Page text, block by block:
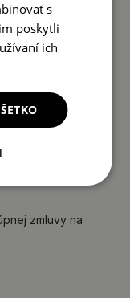
ZMLUVY:
v prípade, že
1, 43-100
zmluvy na
s
poskytli
ich